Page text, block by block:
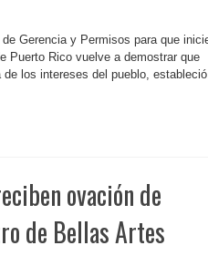
Gerencia y Permisos para que
Puerto Rico vuelve a demostrar que
los intereses del pueblo, estableció
ovación de
de Bellas Artes